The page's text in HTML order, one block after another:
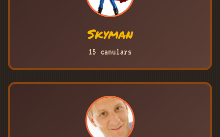
Skyman
15 canulars